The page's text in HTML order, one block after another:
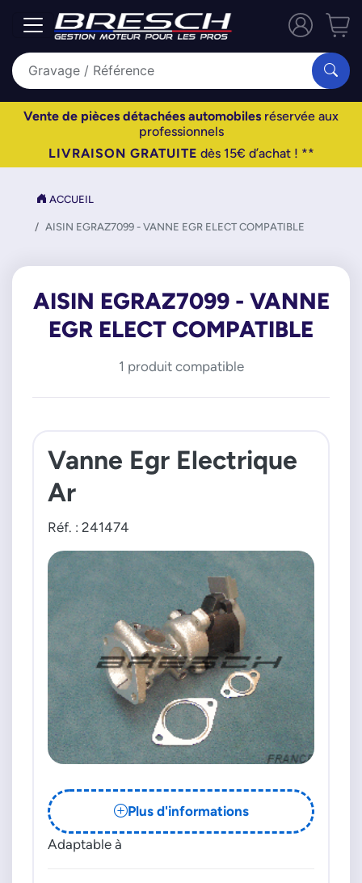
Vente de pièces détachées automobiles réservée aux
professionnels
LIVRAISON GRATUITE dès 15€ d’achat ! **
ACCUEIL
AISIN EGRAZ7099 - VANNE EGR ELECT COMPATIBLE
AISIN EGRAZ7099 - VANNE
EGR ELECT COMPATIBLE
1 produit compatible
Vanne Egr Electrique
Ar
Réf. : 241474
Plus d'informations
Adaptable à